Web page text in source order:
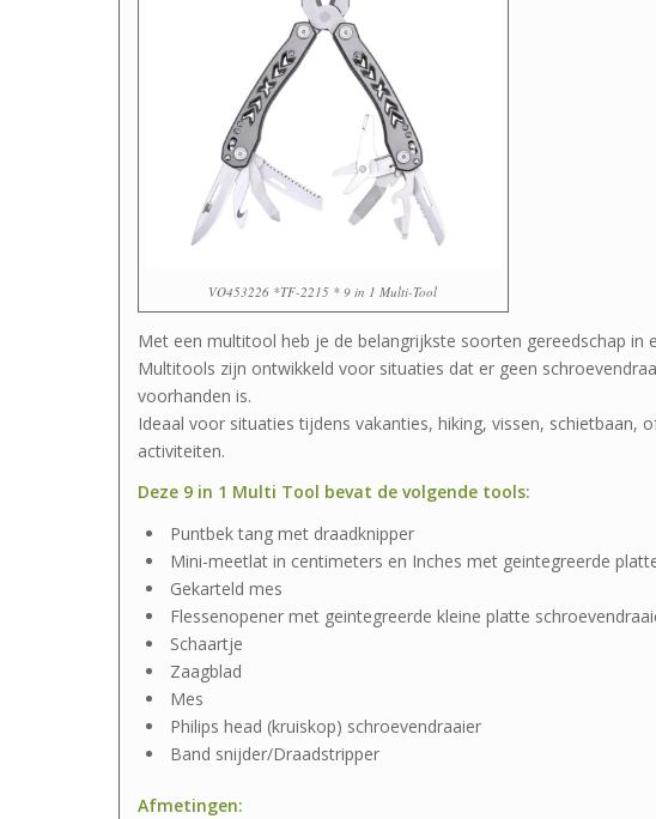
VO453226 *TF-2215 * 9 in 1 Multi-Tool
Met een multitool heb je de belangrijkste soorten gereedschap in
Multitools zijn ontwikkeld voor situaties dat er geen
voorhanden is.
Ideaal voor situaties tijdens vakanties, hiking, vissen, schietbaan,
activiteiten.
Deze 9 in 1 Multi Tool bevat de volgende tools:
Puntbek tang met draadknipper
Mini-meetlat in centimeters en Inches met geintegreerde
Gekarteld mes
Flessenopener met geintegreerde kleine platte
Schaartje
Zaagblad
Mes
Philips head (kruiskop) schroevendraaier
Band snijder/Draadstripper
Afmetingen: